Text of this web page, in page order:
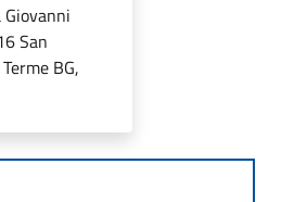
Giovanni
San
BG,